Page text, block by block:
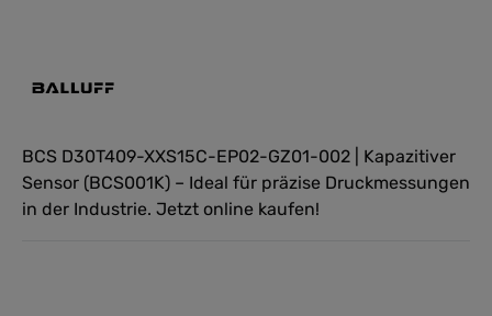
BCS D30T409-XXS15C-EP02-GZ01-002 | Kapazitiver
Sensor (BCS001K) – Ideal für präzise Druckmessungen
in der Industrie. Jetzt online kaufen!